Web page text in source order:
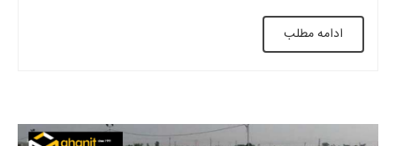
های اجرا می توان به سقف تیرچه بلوک، سقف عرشه فولادی، سقف
مختلط، دال بتن آرمه اشاره کرد. […]
ادامه مطلب